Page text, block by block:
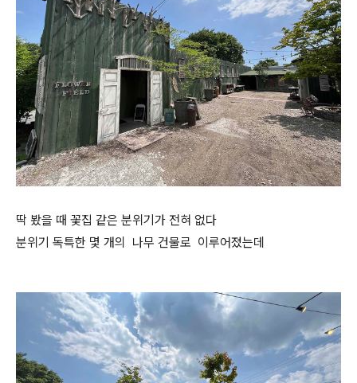
딱 봤을 때 꽃집 같은 분위기가 전혀 없다
분위기 독특한 몇 개의 나무 건물로 이루어졌는데